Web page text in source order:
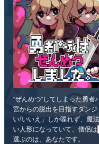
“ぜんめつ”してしまった勇
宮からの脱出を目指すダン
い/いいえ」しか喋れず、魔
い人形になっていて、僧侶
選ぶのは、あなたです。